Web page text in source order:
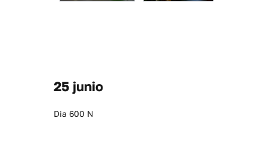
25 junio
Dia 600 N